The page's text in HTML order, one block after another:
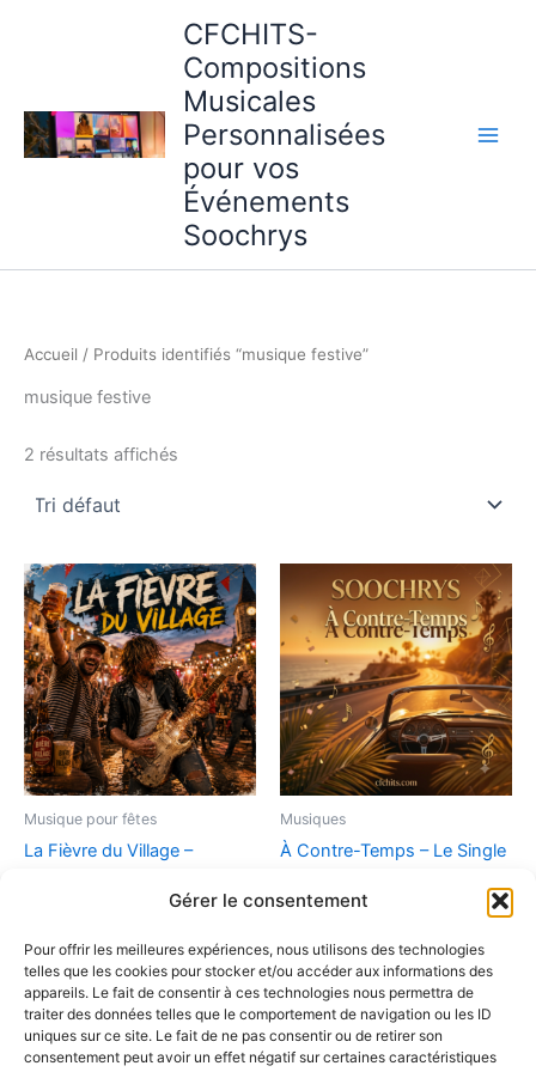
Gérer le consentement
Pour offrir les meilleures expériences, nous utilisons des technologies
telles que les cookies pour stocker et/ou accéder aux informations des
appareils. Le fait de consentir à ces technologies nous permettra de
traiter des données telles que le comportement de navigation ou les ID
uniques sur ce site. Le fait de ne pas consentir ou de retirer son
consentement peut avoir un effet négatif sur certaines caractéristiques
CFCHITS-
Compositions
Musicales
Personnalisées
pour vos
Événements
Soochrys
Accueil / Produits identifiés “musique festive”
musique festive
2 résultats affichés
Musique pour fêtes
La Fièvre du Village –
d’Été (MP3 Haute Qualité)
9,90 €
Ajouter au panier
Musiques
À Contre-Temps – Le Single
2,90€
Ajouter au panier